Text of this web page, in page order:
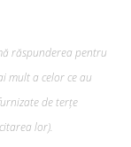
răspunderea pentru
mult a celor ce au
de terțe
lor).